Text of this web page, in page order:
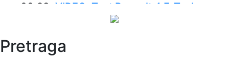
00:28: VIDEO: Test Renault 4 E-Tech
avgust
Pretraga